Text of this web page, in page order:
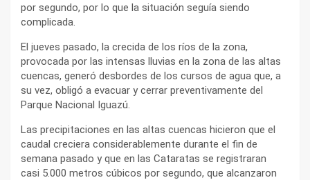
por segundo, por lo que la situación seguía siendo
complicada.
El jueves pasado, la crecida de los ríos de la zona,
provocada por las intensas lluvias en la zona de las altas
cuencas, generó desbordes de los cursos de agua que, a
su vez, obligó a evacuar y cerrar preventivamente del
Parque Nacional Iguazú.
Las precipitaciones en las altas cuencas hicieron que el
caudal creciera considerablemente durante el fin de
semana pasado y que en las Cataratas se registraran
casi 5.000 metros cúbicos por segundo, que alcanzaron